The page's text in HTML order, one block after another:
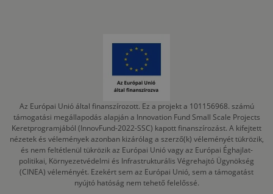
Az Európai Unió által finanszírozott. Ez a projekt a 101156968. számú
támogatási megállapodás alapján a Innovation Fund Small Scale Projects
Keretprogramjából (InnovFund-2022-SSC) kapott finanszírozást. A kifejtett
nézetek és vélemények azonban kizárólag a szerző(k) véleményét tükrözik,
és nem feltétlenül tükrözik az Európai Unió vagy az Európai Éghajlat-
politikai, Környezetvédelmi és Infrastrukturális Végrehajtó Ügynökség
(CINEA) véleményét. Ezekért sem az Európai Unió, sem a támogatást
nyújtó hatóság nem tehető felelőssé.